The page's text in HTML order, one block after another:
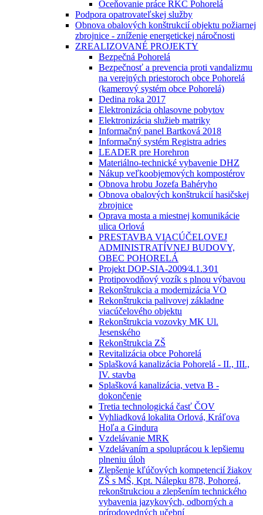
Oceňovanie práce RKC Pohorelá
Podpora opatrovateľskej služby
Obnova obalových konštrukcií objektu požiarnej
zbrojnice - zníženie energetickej náročnosti
ZREALIZOVANÉ PROJEKTY
Bezpečná Pohorelá
Bezpečnosť a prevencia proti vandalizmu
na verejných priestoroch obce Pohorelá
(kamerový systém obce Pohorelá)
Dedina roka 2017
Elektronizácia ohlasovne pobytov
Elektronizácia služieb matriky
Informačný panel Bartková 2018
Informačný systém Registra adries
LEADER pre Horehron
Materiálno-technické vybavenie DHZ
Nákup veľkoobjemových kompostérov
Obnova hrobu Jozefa Bahéryho
Obnova obalových konštrukcií hasičskej
zbrojnice
Oprava mosta a miestnej komunikácie
ulica Orlová
PRESTAVBA VIACÚČELOVEJ
ADMINISTRATÍVNEJ BUDOVY,
OBEC POHORELÁ
Projekt DOP-SIA-2009⁄4.1.3⁄01
Protipovodňový vozík s plnou výbavou
Rekonštrukcia a modernizácia VO
Rekonštrukcia palivovej základne
viacúčelového objektu
Rekonštrukcia vozovky MK Ul.
Jesenského
Rekonštrukcia ZŠ
Revitalizácia obce Pohorelá
Splašková kanalizácia Pohorelá - II., III.,
IV. stavba
Splašková kanalizácia, vetva B -
dokončenie
Tretia technologická časť ČOV
Vyhliadková lokalita Orlová, Kráľova
Hoľa a Gindura
Vzdelávanie MRK
Vzdelávaním a spoluprácou k lepšiemu
plneniu úloh
Zlepšenie kľúčových kompetencií žiakov
ZŠ s MŠ, Kpt. Nálepku 878, Pohoreá,
rekonštrukciou a zlepšením technického
vybavenia jazykových, odborných a
prírodovedných učební